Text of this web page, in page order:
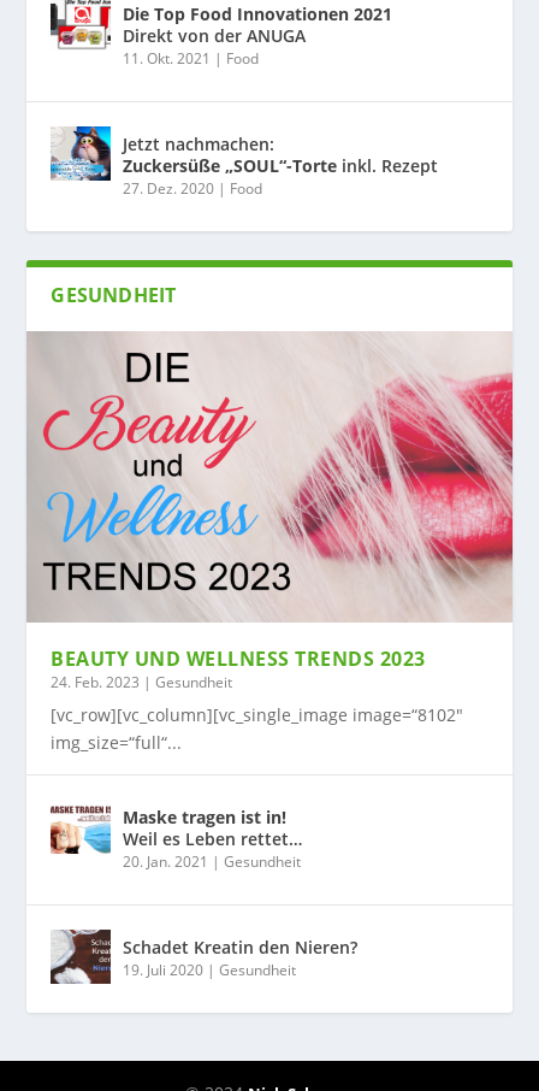
Die Top Food Innovationen 2021
Direkt von der ANUGA
11. Okt. 2021 | Food
Jetzt nachmachen:
Zuckersüße „SOUL“-Torte inkl. Rezept
27. Dez. 2020 | Food
GESUNDHEIT
BEAUTY UND WELLNESS TRENDS 2023
24. Feb. 2023 |Gesundheit
[vc_row][vc_column][vc_single_image image=“8102″
img_size=“full“...
Maske tragen ist in!
Weil es Leben rettet…
20. Jan. 2021 |Gesundheit
Schadet Kreatin den Nieren?
19. Juli 2020 |Gesundheit